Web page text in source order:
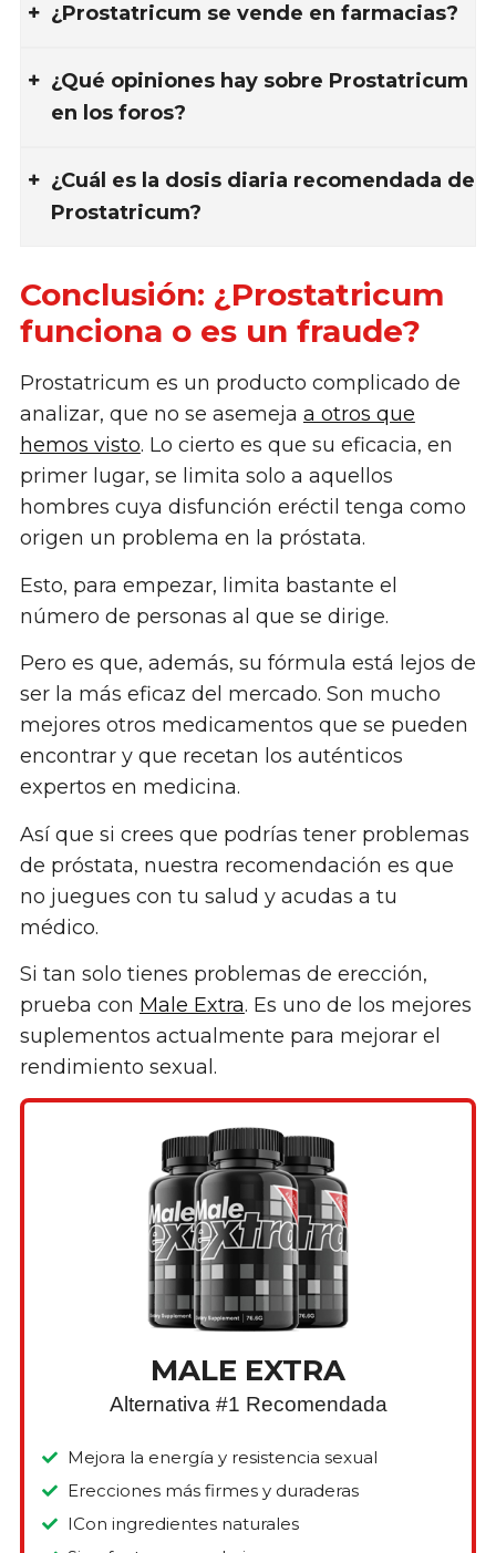
¿Prostatricum se vende en farmacias?
¿Qué opiniones hay sobre Prostatricum
en los foros?
¿Cuál es la dosis diaria recomendada de
Prostatricum?
Conclusión: ¿Prostatricum
funciona o es un fraude?
Prostatricum es un producto complicado de
analizar, que no se asemeja a otros que
hemos visto. Lo cierto es que su eficacia, en
primer lugar, se limita solo a aquellos
hombres cuya disfunción eréctil tenga como
origen un problema en la próstata.
Esto, para empezar, limita bastante el
número de personas al que se dirige.
Pero es que, además, su fórmula está lejos de
ser la más eficaz del mercado. Son mucho
mejores otros medicamentos que se pueden
encontrar y que recetan los auténticos
expertos en medicina.
Así que si crees que podrías tener problemas
de próstata, nuestra recomendación es que
no juegues con tu salud y acudas a tu
médico.
Si tan solo tienes problemas de erección,
prueba con Male Extra. Es uno de los mejores
suplementos actualmente para mejorar el
rendimiento sexual.
MALE EXTRA
Alternativa #1 Recomendada
Mejora la energía y resistencia sexual
Erecciones más firmes y duraderas
ICon ingredientes naturales